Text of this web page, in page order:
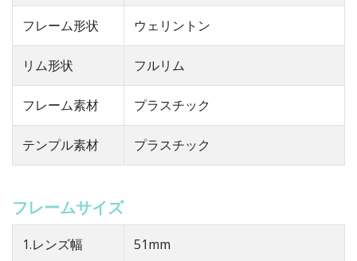
フレーム形状 ウェリントン
リム形状 フルリム
フレーム素材 プラスチック
テンプル素材 プラスチック
フレームサイズ
1.レンズ幅 51mm